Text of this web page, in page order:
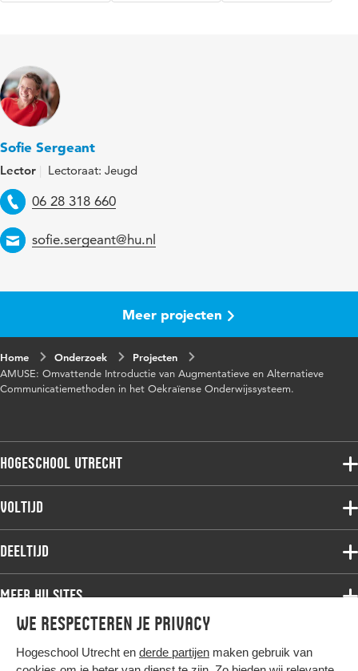
We respecteren je privacy
Hogeschool Utrecht en derde partijen maken gebruik van
Sofie Sergeant
Lector Lectoraat: Jeugd
Telefoon
06 28 318 660
Email
sofie.sergeant@hu.nl
Meer projecten
Home Onderzoek
Projecten
AMUSE: Omvattende Introductie van Augmentatieve en Alternatieve
Communicatiemethoden in het Oekraïense Onderwijssysteem.
Hogeschool Utrecht
Voltijdopleidingen
Deeltijdopleidingen
Onderzoek
Werken bij de HU
Contact
Voltijd
Associate degree
Bachelor
Master
Studiekeuze voltijd
Deeltijd
Associate degree
Bachelor
Meer HU sites
HU International
HU Bibliotheek
Hier komt alles samen